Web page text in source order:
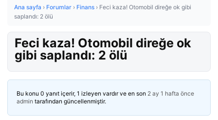
Ana sayfa › Forumlar › Finans › Feci kaza! Otomobil direğe ok gibi
saplandı: 2 ölü
Feci kaza! Otomobil direğe ok
gibi saplandı: 2 ölü
Bu konu 0 yanıt içerir, 1 izleyen vardır ve en son 2 ay 1 hafta önce
admin tarafından güncellenmiştir.